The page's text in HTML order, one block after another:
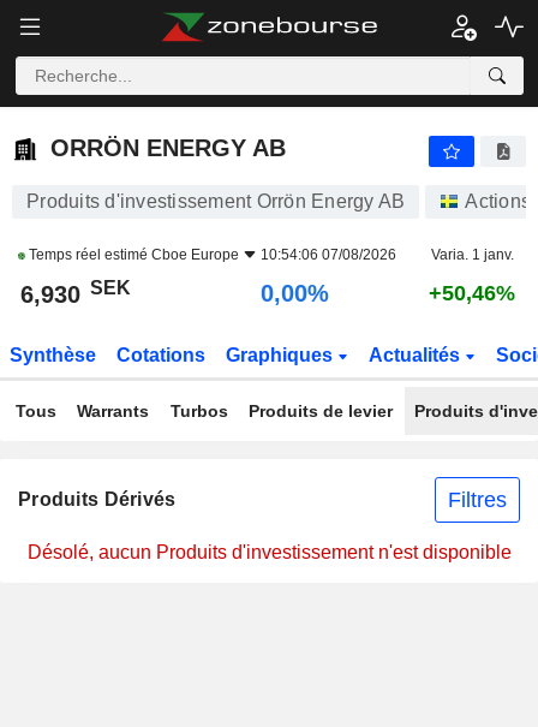
ORRÖN ENERGY AB
ORRÖN ENERGY AB
Produits d'investissement Orrön Energy AB Actions
Temps réel estimé Cboe Europe 10:54:06 07/08/2026 Varia. 1 janv.
6,930 SEK 0,00% +50,46%
Synthèse Cotations Graphiques Actualités
Tous Warrants Turbos Produits de levier Produits
Produits Dérivés Filtres
Désolé, aucun Produits d'investissement n'est disponible